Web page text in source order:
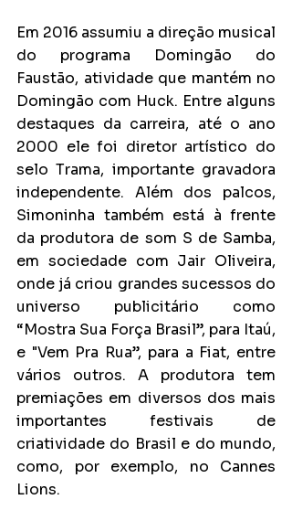
Em 2016 assumiu a direção musical
do programa Domingão do
Faustão, atividade que mantém no
Domingão com Huck. Entre alguns
destaques da carreira, até o ano
2000 ele foi diretor artístico do
selo Trama, importante gravadora
independente. Além dos palcos,
Simoninha também está à frente
da produtora de som S de Samba,
em sociedade com Jair Oliveira,
onde já criou grandes sucessos do
universo publicitário como
“Mostra Sua Força Brasil”, para Itaú,
e "Vem Pra Rua”, para a Fiat, entre
vários outros. A produtora tem
premiações em diversos dos mais
importantes festivais de
criatividade do Brasil e do mundo,
como, por exemplo, no Cannes
Lions.